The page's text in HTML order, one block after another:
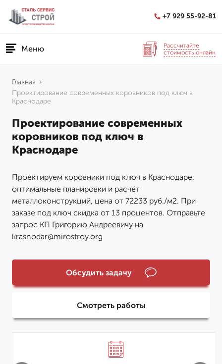
+7 929 55-92-81
Меню
Рассчитайте
стоимость онлайн
Главная
Проектирование современных коровников под ключ в
Краснодаре
Проектирование современных
коровников под ключ в
Краснодаре
Проектируем коровники под ключ в Краснодаре:
оптимальные планировки и расчёт
металлоконструкций, цена от 72233 руб./м2. При
заказе под ключ скидка от 13 процентов. Отправьте
запрос КП Григорию Андреевичу на
krasnodar@mirostroy.org
Обсудить задачу
Смотреть работы